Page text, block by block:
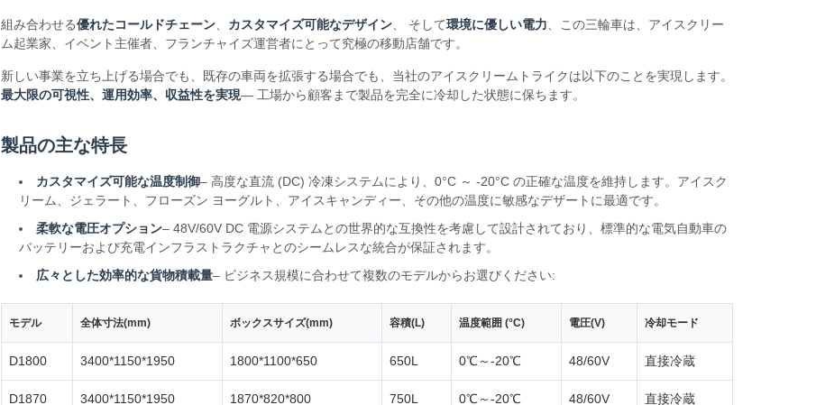
組み合わせる優れたコールドチェーン カスタマイズ可能なデザイン 、 そして環境に優しい電力 、この三輪車は、アイスクリー
ム起業家、イベント主催者、フランチャイズ運営者にとって究極の移動店舗です。
新しい事業を立ち上げる場合でも、既存の車両を拡張する場合でも、当社のアイスクリームトライクは以下のことを実現します。
最大限の可視性、運用効率、収益性を実現— 工場から顧客まで製品を完全に冷却した状態に保ちます。
製品の主な特長
カスタマイズ可能な温度制御– 高度な直流 (DC) 冷凍システムにより、0°C ～ -20°C の正確な温度を維持します。アイスク
リーム、ジェラート、フローズン ヨーグルト、アイスキャンディー、その他の温度に敏感なデザートに最適です。
柔軟な電圧オプション– 48V/60V DC 電源システムとの世界的な互換性を考慮して設計されており、標準的な電気自動車の
バッテリーおよび充電インフラストラクチャとのシームレスな統合が保証されます。
広々とした効率的な貨物積載量– ビジネス規模に合わせて複数のモデルからお選びください:
モデル 全体寸法(mm) ボックスサイズ(mm) 容積(L) 温度範囲 (°C) 電圧(V) 冷却モード
D1800 3400*1150*1950 1800*1100*650 650L 0℃～-20℃ 48/60V 直接冷蔵
D1870 3400*1150*1950 1870*820*800 750L 0℃～-20℃ 48/60V 直接冷蔵